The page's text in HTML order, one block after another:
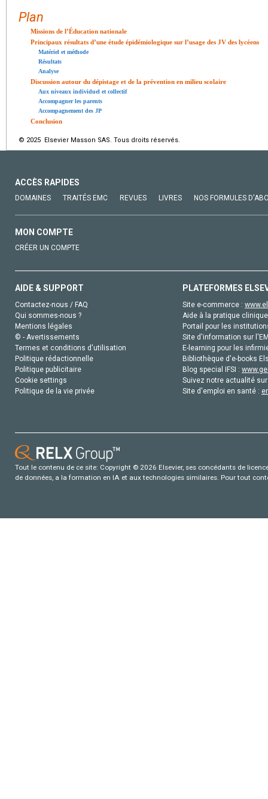
Plan
Missions de l’Éducation nationale
Principaux résultats d’une étude épidémiologique sur l’usage des JV des lycéens
Matériel et méthode
Résultats
Analyse
Discussion autour du dépistage et de la prévention en milieu scolaire
Aux niveaux individuel et collectif
Accompagner les parents
Accompagnement des JP
Conclusion
© 2025 Elsevier Masson SAS. Tous droits réservés.
ACCÈS RAPIDES
DOMAINES TRAITÉS EMC REVUES LIVRES NOS FORMULES
MON COMPTE
CRÉER UN COMPTE
AIDE & SUPPORT
Contactez-nous / FAQ
Qui sommes-nous ?
Mentions légales
© - Avertissements
Termes et conditions d'utilisation
Politique rédactionnelle
Politique publicitaire
Cookie settings
Politique de la vie privée
PLATEFORMES
Site e-commerce :
Aide à la pratique
Portail pour les
Site d'information sur
E-learning pour les
Bibliothèque d'e-books
Blog special IFSI :
Suivez notre actualité
Site d'emploi en santé :
Tout le contenu de ce site: Copyright © 2026 Elsevier, ses concédants de
de données, a la formation en IA et aux technologies similaires. Pour tout